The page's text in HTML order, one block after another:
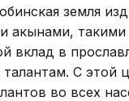
земля
акынами, такими
вклад в
С этой
во всех